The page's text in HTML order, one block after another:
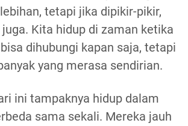
tetapi jika dipikir-pikir,
Kita hidup di zaman ketika
dihubungi kapan saja, tetapi
yang merasa sendirian.
ini tampaknya hidup dalam
sama sekali. Mereka jauh